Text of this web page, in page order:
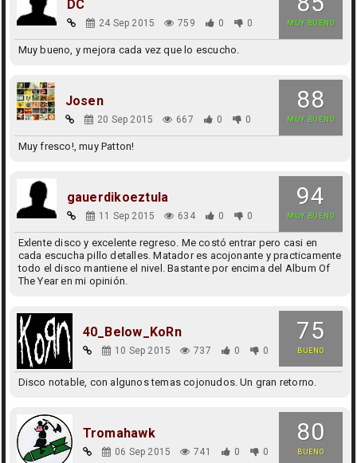
MUY BUENO
DC
24 Sep 2015 759 0 0
Muy bueno, y mejora cada vez que lo escucho.
88
MUY BUENO
Josen
20 Sep 2015 667 0 0
Muy fresco!, muy Patton!
94
MUY BUENO
gauerdikoeztula
11 Sep 2015 634 0 0
Exlente disco y excelente regreso. Me costó entrar pero casi en
cada escucha pillo detalles. Matador es acojonante y practicamente
todo el disco mantiene el nivel. Bastante por encima del Album Of
The Year en mi opinión.
75
BUENO
40_Below_KoRn
10 Sep 2015 737 0 0
Disco notable, con algunos temas cojonudos. Un gran retorno.
80
BUENO
Tromahawk
06 Sep 2015 741 0 0